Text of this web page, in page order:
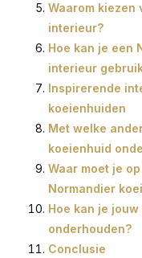
Waarom
interieur?
Hoe kan je een
interieur
Inspirerende
koeienhuiden
Met welke
koeienhuid
Waar moet je
Normandier
Hoe kan je
onderhouden?
Conclusie